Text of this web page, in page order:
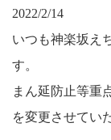
2022/2/14
いつも神楽坂え
す。
まん延防止等重
を変更させてい